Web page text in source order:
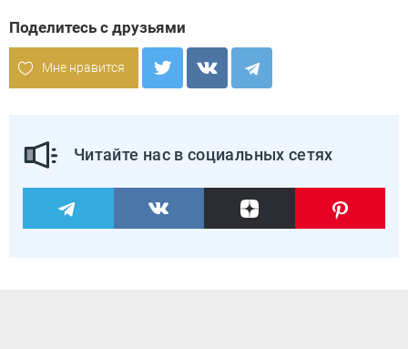
Поделитесь с друзьями
Мне нравится
Читайте нас в социальных сетях